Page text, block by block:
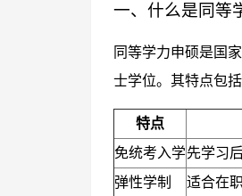
一、什么是同等
同等学力申硕是国
士学位。其特点包括
特点
免统考入学先学习
弹性学制
适合在